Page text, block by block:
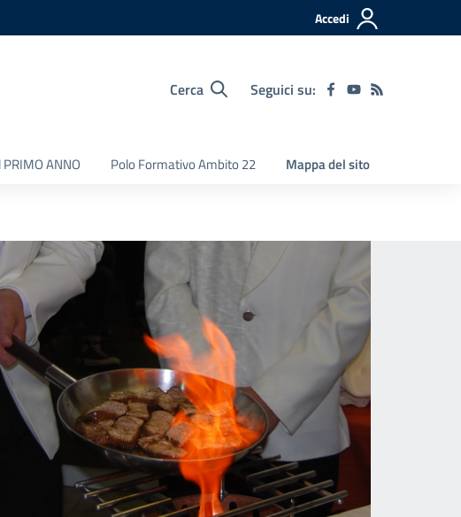
Accedi
Cerca Seguici su:
ANNO Polo Formativo Ambito 22 Mappa del sito